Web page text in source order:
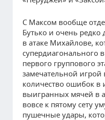
С Максом вообще
Бутько и очень
в атаке Михайлове,
супердиагонального
первого группового
замечательной
количество ошибок в
выигранных мячей в
вовсе к пятому сету
пушечные удары,